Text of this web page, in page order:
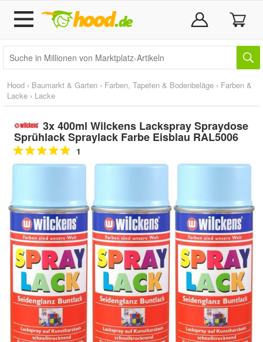
Hood › Baumarkt & Garten › Farben, Tapeten & Bodenbeläge › Farben &
Lacke › Lacke
3x 400ml Wilckens Lackspray Spraydose
Sprühlack Spraylack Farbe Eisblau RAL5006
1